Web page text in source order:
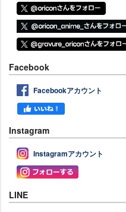
Facebook
Facebookアカウント
Instagram
Instagramアカウント
LINE